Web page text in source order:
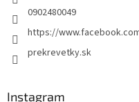
0902480049
https://
prekrevetky.sk
Instagram